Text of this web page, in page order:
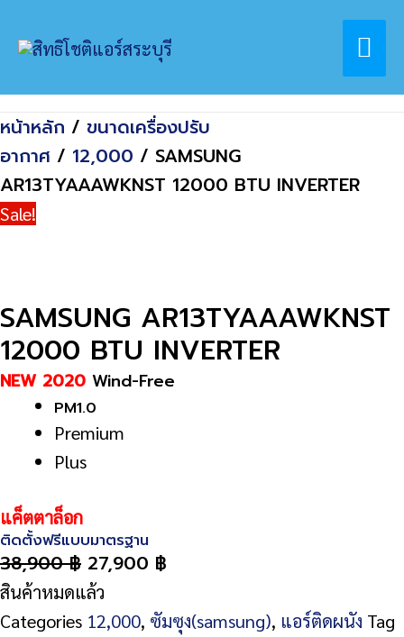
Home
สินค้า
SAMSUNG AR13TYAAAWKNST 12000 BTU
หน้าหลัก / ขนาดเครื่องปรับ
อากาศ / 12,000 / SAMSUNG
AR13TYAAAWKNST 12000 BTU INVERTER
Sale!
SAMSUNG AR13TYAAAWKNST
12000 BTU INVERTER
NEW 2020 Wind-Free
PM1.0
Premium
Plus
แค็ตตาล็อก
ติดตั้งฟรีแบบมาตรฐาน
38,900฿ 27,900 ฿
สินค้าหมดแล้ว
Categories 12,000, ซัมซุง(samsung), แอร์ติดผนัง Tag